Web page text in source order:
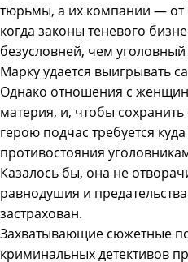
тюрьмы, а их компании — от
когда законы теневого
безусловней, чем уголовный
Марку удается выигрывать
Однако отношения с
материя, и, чтобы
герою подчас требуется
противостояния
Казалось бы, она не
равнодушия и
застрахован.
Захватывающие сюжетные
криминальных детективов